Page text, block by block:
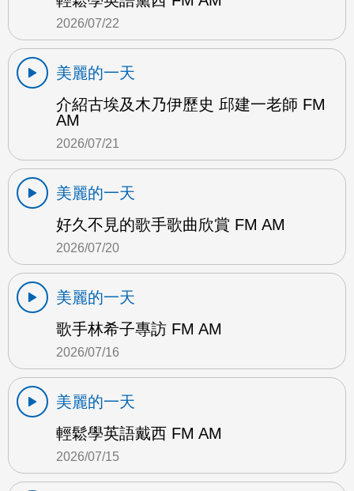
2026/07/22
美麗的一天
介紹古埃及木乃伊歷史 邱建一老師 FM
AM
2026/07/21
美麗的一天
好久不見的歌手歌曲欣賞 FM AM
2026/07/20
美麗的一天
歌手林希子專訪 FM AM
2026/07/16
美麗的一天
輕鬆學英語戴西 FM AM
2026/07/15